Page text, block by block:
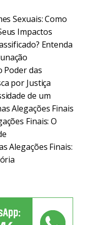
Sexuais: Como
Impactos
Entenda
Poder das
por Justiça
de um
Alegações Finais
Finais: O
Alegações Finais: